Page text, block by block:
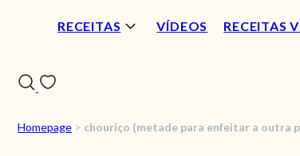
RECEITAS VÍDEOS RECEITAS
Homepage > chouriço (metade para enfeitar a outra